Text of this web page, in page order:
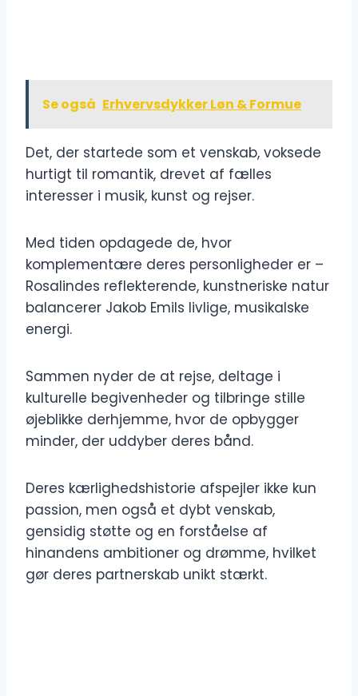
Se også Erhvervsdykker Løn & Formue
Det, der startede som et venskab, voksede
hurtigt til romantik, drevet af fælles
interesser i musik, kunst og rejser.
Med tiden opdagede de, hvor
komplementære deres personligheder er –
Rosalindes reflekterende, kunstneriske natur
balancerer Jakob Emils livlige, musikalske
energi.
Sammen nyder de at rejse, deltage i
kulturelle begivenheder og tilbringe stille
øjeblikke derhjemme, hvor de opbygger
minder, der uddyber deres bånd.
Deres kærlighedshistorie afspejler ikke kun
passion, men også et dybt venskab,
gensidig støtte og en forståelse af
hinandens ambitioner og drømme, hvilket
gør deres partnerskab unikt stærkt.